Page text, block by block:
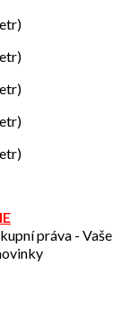
práva - Vaše